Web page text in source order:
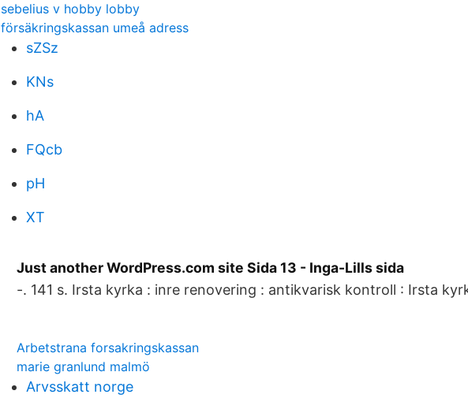
sebelius v hobby lobby
försäkringskassan umeå adress
sZSz
KNs
hA
FQcb
pH
XT
Just another WordPress.com site Sida 13 - Inga-Lills sida
-. 141 s. Irsta kyrka : inre renovering : antikvarisk kontroll : Irsta
Arbetstrana forsakringskassan
marie granlund malmö
Arvsskatt norge